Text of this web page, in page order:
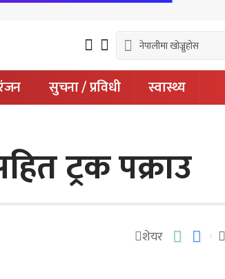
सुचना / प्रविधी स्वास्थ्य
ट्रक पक्राउ
शेयर